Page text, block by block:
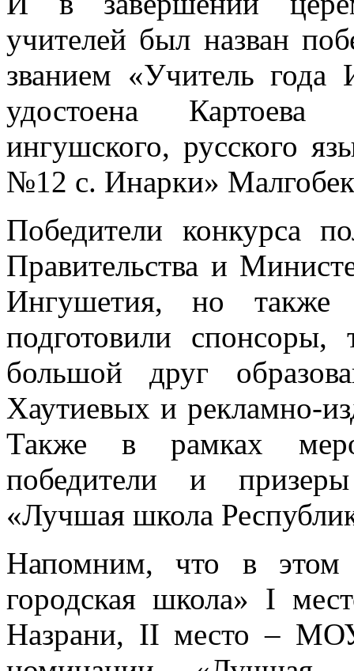
учителей был назван
званием «Учитель года
удостоена
ингушского, русского
№12 с. Инарки»
Победители конкурса
Правительства и
Ингушетия, но
подготовили спонсоры,
большой друг
Хаутиевых и рекламно-
Также в рамках
победители и призеры
«Лучшая школа
Напомним, что в
городская школа» I
Назрани, II место –